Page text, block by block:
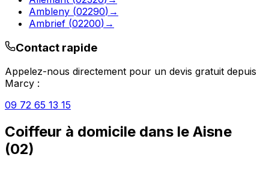
Ambleny (02290) →
Ambrief (02200) →
Contact rapide
Appelez-nous directement pour un devis gratuit depuis
Marcy :
09 72 65 13 15
Coiffeur à domicile dans le Aisne
(02)